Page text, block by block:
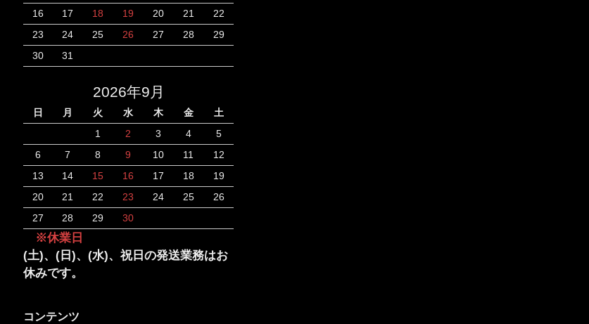
16
17 18 19 20 21
22
23
24 25 26 27 28
29
30
31
2026年9月
日 月 火 水 木 金
土
1
2 3 4
5
6
7 8 9 10 11
12
13
14 15 16 17 18
19
20
21 22 23 24 25
26
27
28 29 30
※休業日
(土)、(日)、(水)、祝日の発送業務はお
休みです。
コンテンツ